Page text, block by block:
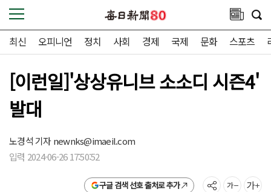
최신 오피니언 정치 사회 경제 국제 문화 스포츠
[이런일]'상상유니브 소소디 시즌4'
발대
노경석 기자newnks@imaeil.com
입력 2024-06-26 17:50:52
구글 검색 선호 출처로 추가